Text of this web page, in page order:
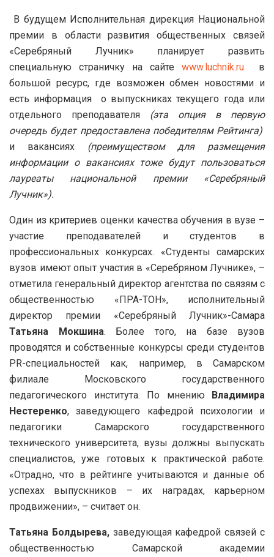
В будущем Исполнительная дирекция Национальной
премии в области развития общественных связей
«Серебряный Лучник» планирует развить
специальную страничку на сайте www.luchnik.ru в
большой ресурс, где возможен обмен новостями и
есть информация о выпускниках текущего года или
отдельного преподавателя (эта опция в первую
очередь будет предоставлена победителям Рейтинга)
и вакансиях (преимуществом для размещения
информации о вакансиях тоже будут пользоваться
лауреаты национальной премии «Серебряный
Лучник»).
Один из критериев оценки качества обучения в вузе –
участие преподавателей и студентов в
профессиональных конкурсах. «Студенты самарских
вузов имеют опыт участия в «Серебряном Лучнике», –
отметила генеральный директор агентства по связям с
общественностью «ПРА-ТОН», исполнительный
директор премии «Серебряный Лучник»-Самара
Татьяна Мокшина. Более того, на базе вузов
проводятся и собственные конкурсы среди студентов
PR-специальностей как, например, в Самарском
филиале Московского государственного
педагогического института. По мнению Владимира
Нестеренко, заведующего кафедрой психологии и
педагогики Самарского государственного
технического университета, вузы должны выпускать
специалистов, уже готовых к практической работе.
«Отрадно, что в рейтинге учитываются и данные об
успехах выпускников – их наградах, карьерном
продвижении», – считает он.
Татьяна Болдырева,заведующая кафедрой связей с
общественностью Самарской академии